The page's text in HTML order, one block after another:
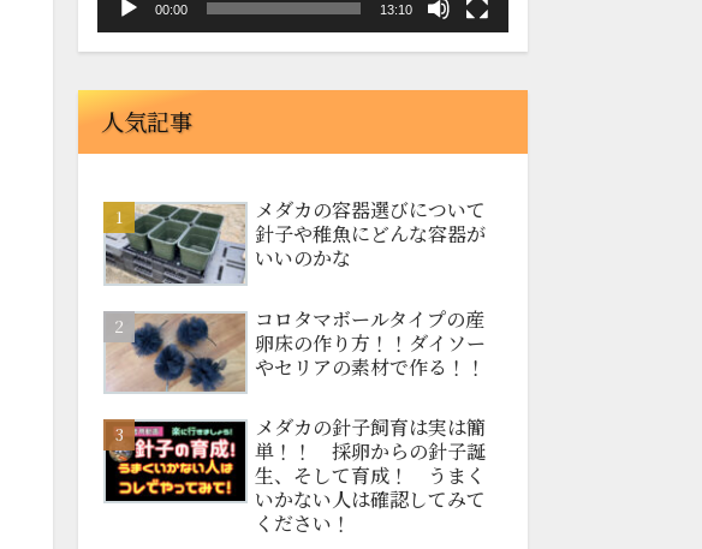
00:00 13:10
人気記事
メダカの容器選びについて
針子や稚魚にどんな容器が
いいのかな
コロタマボールタイプの産
卵床の作り方！！ダイソー
やセリアの素材で作る！！
メダカの針子飼育は実は簡
単！！ 採卵からの針子誕
生、そして育成！ うまく
いかない人は確認してみて
ください！